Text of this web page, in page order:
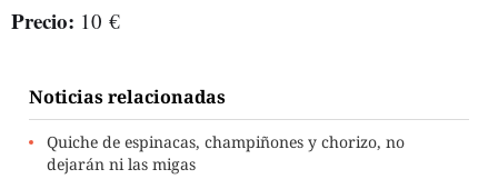
Precio: 10 €
Noticias relacionadas
Quiche de espinacas, champiñones y chorizo, no
dejarán ni las migas